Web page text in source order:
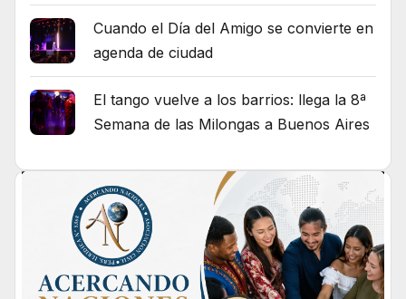
Cuando el Día del Amigo se convierte en
agenda de ciudad
El tango vuelve a los barrios: llega la 8ª
Semana de las Milongas a Buenos Aires